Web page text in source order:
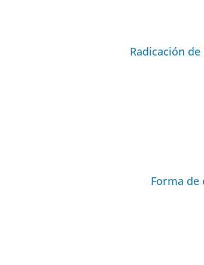
Radicación
Forma